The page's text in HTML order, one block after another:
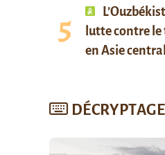
lutte contre le
en Asie
DÉCRYPTAGE